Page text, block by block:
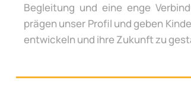
Begleitung und eine enge
prägen unser Profil und geben
entwickeln und ihre Zukunft zu